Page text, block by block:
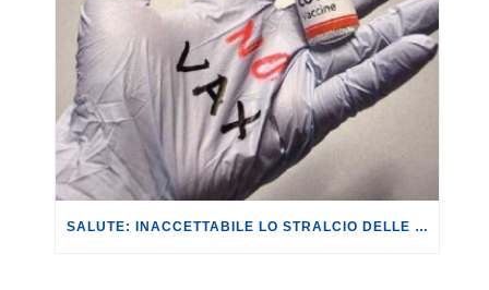
SALUTE: INACCETTABILE LO STRALCIO DELLE MULTE PER I NO VAX.